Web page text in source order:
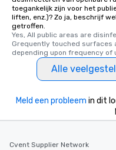
toegankelijk zijn voor het
liften, enz.)? Zo ja, beschrijf
getroffen.
Yes, All public areas are
Grequently touched surfaces
depending upon frequency of
Alle
Meld een probleem in dit
Cvent Supplier Network